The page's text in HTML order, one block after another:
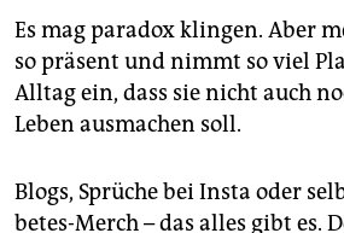
Es mag paradox klingen. Aber
so präsent und nimmt so viel
Alltag ein, dass sie nicht auch
Leben ausmachen soll.
Blogs, Sprüche bei Insta oder
betes-Merch – das alles gibt es.